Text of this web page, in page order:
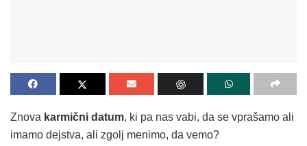
Znova karmični datum, ki pa nas vabi, da se vprašamo ali
imamo dejstva, ali zgolj menimo, da vemo?